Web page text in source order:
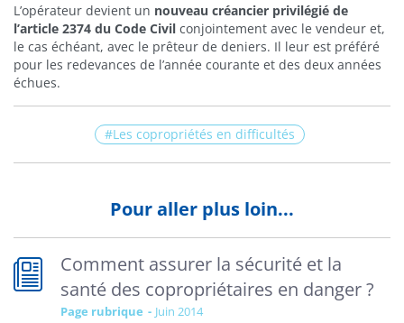
L’opérateur devient un nouveau créancier privilégié de
l’article 2374 du Code Civil conjointement avec le vendeur et,
le cas échéant, avec le prêteur de deniers. Il leur est préféré
pour les redevances de l’année courante et des deux années
échues.
Les copropriétés en difficultés
Pour aller plus loin...
Comment assurer la sécurité et la
santé des copropriétaires en danger ?
Page rubrique juin 2014